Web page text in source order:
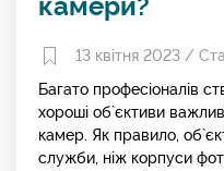
13 квітня 2023 /
Багато професіоналів
хороші об`єктиви
камер. Як правило,
служби, ніж корпуси